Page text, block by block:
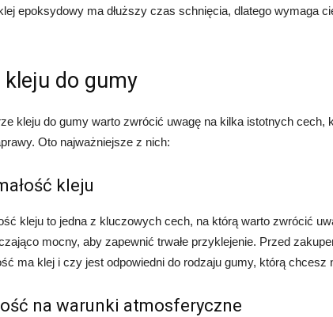
epoksydowy ma dłuższy czas schnięcia, dlatego wymaga
kleju do gumy
kleju do gumy warto zwrócić uwagę na kilka istotnych cech,
Oto najważniejsze z nich:
kleju
kleju to jedna z kluczowych cech, na którą warto zwrócić
mocny, aby zapewnić trwałe przyklejenie. Przed
ma klej i czy jest odpowiedni do rodzaju gumy, którą chcesz
na warunki atmosferyczne